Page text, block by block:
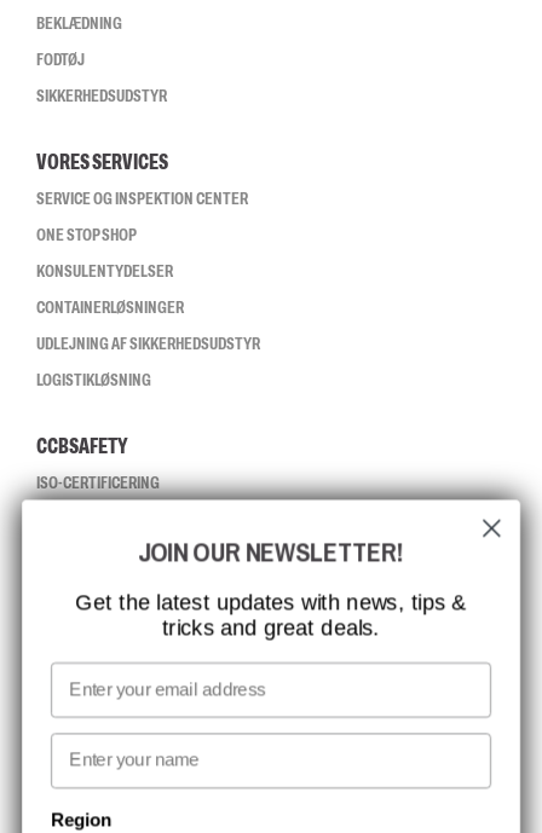
BEKLÆDNING
FODTØJ
SIKKERHEDSUDSTYR
VORES SERVICES
SERVICE OG INSPEKTION CENTER
ONE STOP SHOP
KONSULENTYDELSER
CONTAINERLØSNINGER
UDLEJNING AF SIKKERHEDSUDSTYR
LOGISTIKLØSNING
CCBSAFETY
ISO-CERTIFICERING
MISSION, VISION OG VÆRDIER
KONTAKT
JOB HOS CCBSAFETY
MEDIA
VI TAGER ANSVAR
NYHEDSBREV TILMELDING
JOIN OUR NEWSLETTER!
Get the latest updates with news, tips &
tricks and great deals.
Email
First name
Region